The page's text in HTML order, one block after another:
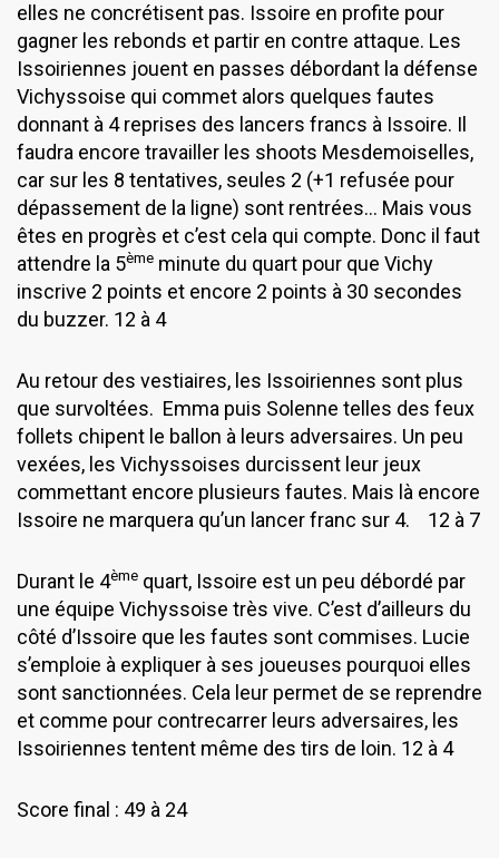
elles ne concrétisent pas. Issoire en profite pour
gagner les rebonds et partir en contre attaque. Les
Issoiriennes jouent en passes débordant la défense
Vichyssoise qui commet alors quelques fautes
donnant à 4 reprises des lancers francs à Issoire. Il
faudra encore travailler les shoots Mesdemoiselles,
car sur les 8 tentatives, seules 2 (+1 refusée pour
dépassement de la ligne) sont rentrées… Mais vous
êtes en progrès et c’est cela qui compte. Donc il faut
attendre la 5ème minute du quart pour que Vichy
inscrive 2 points et encore 2 points à 30 secondes
du buzzer. 12 à 4
Au retour des vestiaires, les Issoiriennes sont plus
que survoltées. Emma puis Solenne telles des feux
follets chipent le ballon à leurs adversaires. Un peu
vexées, les Vichyssoises durcissent leur jeux
commettant encore plusieurs fautes. Mais là encore
Issoire ne marquera qu’un lancer franc sur 4. 12 à 7
Durant le 4ème quart, Issoire est un peu débordé par
une équipe Vichyssoise très vive. C’est d’ailleurs du
côté d’Issoire que les fautes sont commises. Lucie
s’emploie à expliquer à ses joueuses pourquoi elles
sont sanctionnées. Cela leur permet de se reprendre
et comme pour contrecarrer leurs adversaires, les
Issoiriennes tentent même des tirs de loin. 12 à 4
Score final : 49 à 24